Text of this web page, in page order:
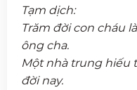
Tạm dịch:
Trăm đời con cháu
ông cha.
Một nhà trung hiếu
đời nay.